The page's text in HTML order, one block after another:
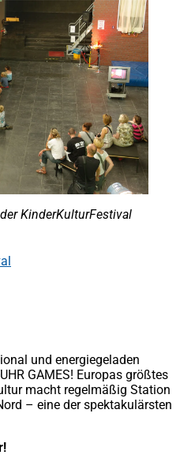
KinderKulturFestival
und energiegeladen
GAMES! Europas größtes
macht regelmäßig Station
– eine der spektakulärsten